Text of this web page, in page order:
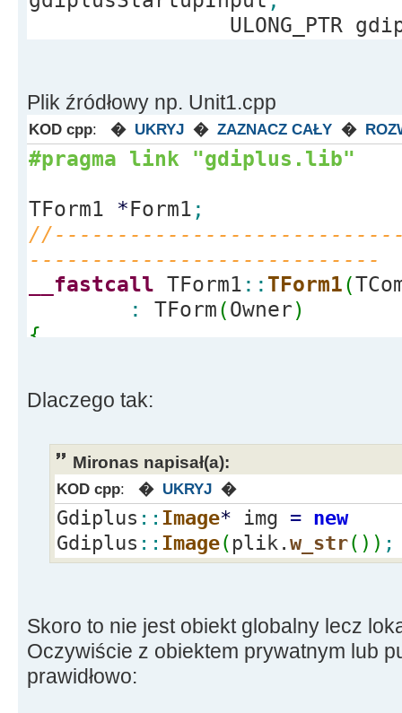
Save( plik.
delete bmp;
}
ULONG_PTR
Plik źródłowy np. Unit1.cpp
KOD cpp: � UKRYJ � ZAZNACZ CAŁY �
#pragma link "gdiplus.lib"
TForm1 * Form1 ;
----------------------------
__fastcall TForm1 :: TForm1(
:
TForm(Owner)
{
}
----------------------------
intGetEncoderClsid
pClsid)
unsigned intnum= 0;
Gdiplus::
if(size==0)return -1;
Dlaczego tak:
Mironas napisał(a):
KOD cpp: � UKRYJ �
Gdiplus :: Image* img = new
Gdiplus :: Image( plik. w_str( ) ) ;
Skoro to nie jest obiekt globalny lecz
Oczywiście z obiektem prywatnym lub
prawidłowo: